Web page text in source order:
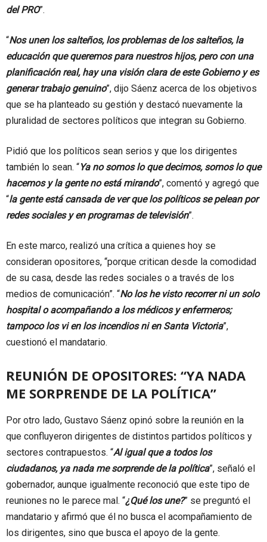
del PRO”.
“Nos unen los salteños, los problemas de los salteños, la
educación que queremos para nuestros hijos, pero con una
planificación real, hay una visión clara de este Gobierno y es
generar trabajo genuino”, dijo Sáenz acerca de los objetivos
que se ha planteado su gestión y destacó nuevamente la
pluralidad de sectores políticos que integran su Gobierno.
Pidió que los políticos sean serios y que los dirigentes
también lo sean. “Ya no somos lo que decimos, somos lo que
hacemos y la gente no está mirando”, comentó y agregó que
“la gente está cansada de ver que los políticos se pelean por
redes sociales y en programas de televisión”.
En este marco, realizó una crítica a quienes hoy se
consideran opositores, “porque critican desde la comodidad
de su casa, desde las redes sociales o a través de los
medios de comunicación”. “No los he visto recorrer ni un solo
hospital o acompañando a los médicos y enfermeros;
tampoco los vi en los incendios ni en Santa Victoria”,
cuestionó el mandatario.
REUNIÓN DE OPOSITORES: “YA NADA
ME SORPRENDE DE LA POLÍTICA”
Por otro lado, Gustavo Sáenz opinó sobre la reunión en la
que confluyeron dirigentes de distintos partidos políticos y
sectores contrapuestos. “Al igual que a todos los
ciudadanos, ya nada me sorprende de la política”, señaló el
gobernador, aunque igualmente reconoció que este tipo de
reuniones no le parece mal. “¿Qué los une?” se preguntó el
mandatario y afirmó que él no busca el acompañamiento de
los dirigentes, sino que busca el apoyo de la gente.